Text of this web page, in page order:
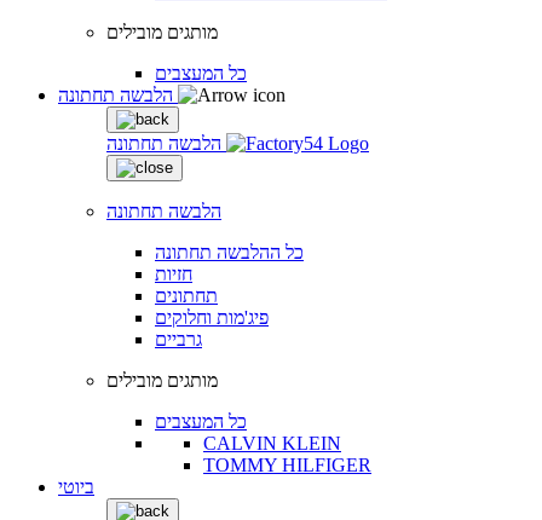
מותגים מובילים
כל המעצבים
הלבשה תחתונה
הלבשה תחתונה
כל ההלבשה תחתונה
חזיות
תחתונים
פיג'מות וחלוקים
גרביים
מותגים מובילים
כל המעצבים
CALVIN KLEIN
TOMMY HILFIGER
ביוטי